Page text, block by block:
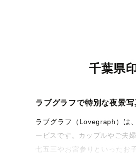
千葉県
ラブグラフで特別な夜景
ラブグラフ（Lovegraph）は
ービスです。カップルやご夫
七五三やお宮参りといったお